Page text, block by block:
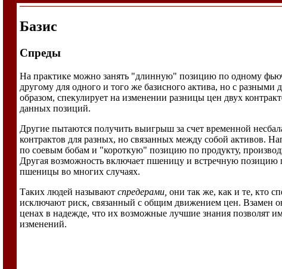
Базис
Спреды
На практике можно занять "длинную" позицию по одному
другому для одного и того же базисного актива, но с
образом, спекулирует на изменении разницы цен двух
данных позиций.
Другие пытаются получить выигрыш за счет временной
контрактов для разных, но связанных между собой активов.
по соевым бобам и "короткую" позицию по продукту,
Другая возможность включает пшеницу и встречную позицию
пшеницы во многих случаях.
Таких людей называют спредерами, они так же, как и те, кто
исключают риск, связанный с общим движением цен. Взамен
ценах в надежде, что их возможные лучшие знания позволят
изменений.